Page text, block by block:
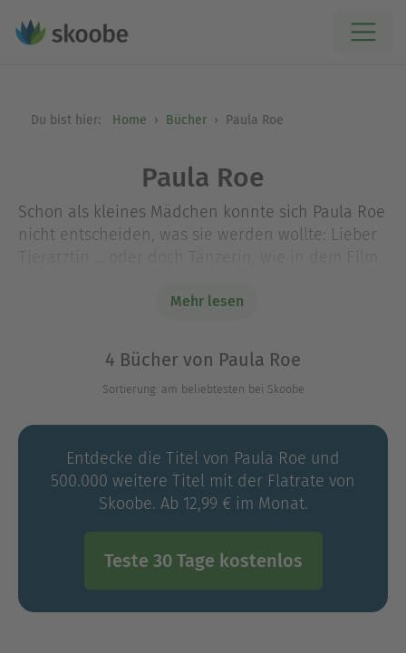
Du bist hier: Home Bücher Paula Roe
Paula Roe
Schon als kleines Mädchen konnte sich Paula Roe
nicht entscheiden, was sie werden wollte: Lieber
Karriere aus. Sie hat als Sekretärin, Software-
Außerdem machte sie eine Rucksack-Tour einmal
quer durch Europa. Doch irgendwann besann sich
die in Australien aufgewachsene Britin auf das,
Bereits im Alter von 11 Jahren hatte sie ihre ersten
Geschichten verfasst. Damals liebte sie Enid
Blytons Der Zauberwald und wünschte sich auch
einmal einen Baum zu entdecken, den man nur
Fantasiewelt zu gelangen. Und so fand sie
letztendlich ihre Bestimmung als Autorin und
aktives Mitglied der Romance Writers of Australia.
Mehr lesen
4 Bücher von Paula Roe
Sortierung: am beliebtesten bei Skoobe
Entdecke die Titel von Paula Roe und
500.000 weitere Titel mit der Flatrate von
Skoobe. Ab 12,99 € im Monat.
Teste 30 Tage kostenlos